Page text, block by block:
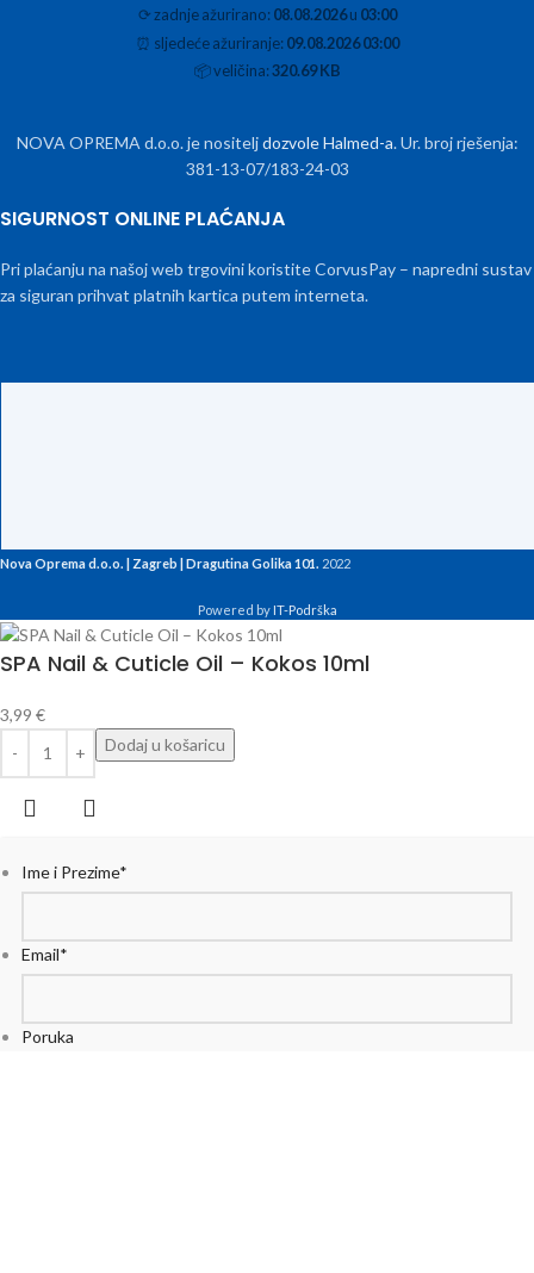
⟳zadnje ažurirano:08.08.2026u 03:00
⏰ sljedeće ažuriranje:09.08.2026 03:00
📦veličina:320.69 KB
NOVA OPREMA d.o.o. je nositeljdozvole Halmed-a. Ur. broj rješenja:
381-13-07/183-24-03
SIGURNOST ONLINE PLAĆANJA
Pri plaćanju na našoj web trgovini koristite CorvusPay – napredni sustav
za siguran prihvat platnih kartica putem interneta.
Nova Oprema d.o.o. | Zagreb | Dragutina Golika 101. 2022
Powered byIT-Podrška
SPA Nail & Cuticle Oil – Kokos 10ml
3,99 €
Dodaj u košaricu
Ime i Prezime*
Email*
Poruka